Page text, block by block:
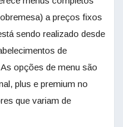
a preços fixos
sendo realizado desde
de
opções de menu são
plus e premium no
que variam de